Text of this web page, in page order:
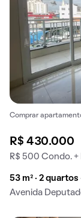
Comprar
R$ 430.000
R$ 500 Condo. +
53 m² · 2 quartos
Avenida